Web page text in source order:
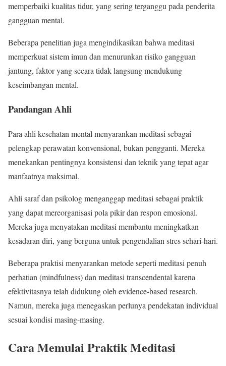
memperbaiki kualitas tidur, yang sering terganggu pada penderita
gangguan mental.
Beberapa penelitian juga mengindikasikan bahwa meditasi
memperkuat sistem imun dan menurunkan risiko gangguan
jantung, faktor yang secara tidak langsung mendukung
keseimbangan mental.
Pandangan Ahli
Para ahli kesehatan mental menyarankan meditasi sebagai
pelengkap perawatan konvensional, bukan pengganti. Mereka
menekankan pentingnya konsistensi dan teknik yang tepat agar
manfaatnya maksimal.
Ahli saraf dan psikolog menganggap meditasi sebagai praktik
yang dapat mereorganisasi pola pikir dan respon emosional.
Mereka juga menyatakan meditasi membantu meningkatkan
kesadaran diri, yang berguna untuk pengendalian stres sehari-hari.
Beberapa praktisi menyarankan metode seperti meditasi penuh
perhatian (mindfulness) dan meditasi transcendental karena
efektivitasnya telah didukung oleh evidence-based research.
Namun, mereka juga menegaskan perlunya pendekatan individual
sesuai kondisi masing-masing.
Cara Memulai Praktik Meditasi